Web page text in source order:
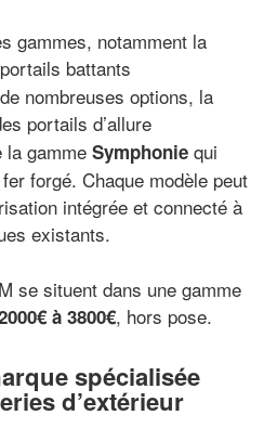
gammes, notamment la
battants
nombreuses options, la
portails d’allure
la gamme Symphonie qui
forgé. Chaque modèle peut
intégrée et connecté à
existants.
se situent dans une gamme
à 3800€, hors pose.
spécialisée
d’extérieur